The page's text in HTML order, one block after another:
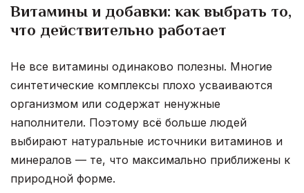
Витамины и добавки: как выбрать то,
что действительно работает
Не все витамины одинаково полезны. Многие
синтетические комплексы плохо усваиваются
организмом или содержат ненужные
наполнители. Поэтому всё больше людей
выбирают натуральные источники витаминов и
минералов — те, что максимально приближены к
природной форме.